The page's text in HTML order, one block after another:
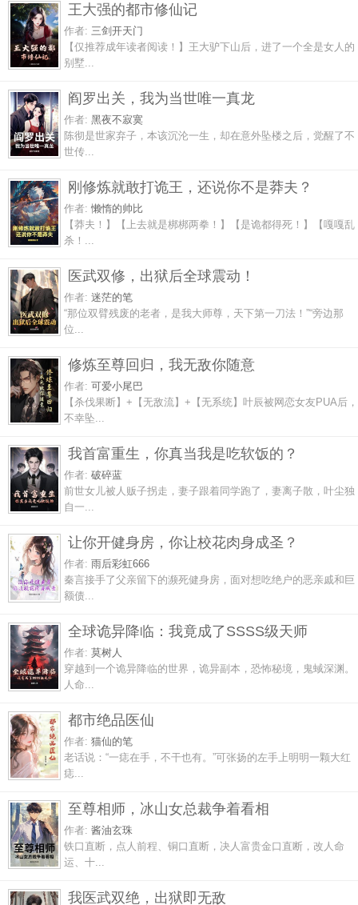
王大强的都市修仙记
作者: 三剑开天门
【仅推荐成年读者阅读！】王大驴下山后，进了一个全是女人的
别墅...
阎罗出关，我为当世唯一真龙
作者: 黑夜不寂寞
陈彻是世家弃子，本该沉沦一生，却在意外坠楼之后，觉醒了不
世传...
刚修炼就敢打诡王，还说你不是莽夫？
作者: 懒惰的帅比
【莽夫！】【上去就是梆梆两拳！】【是诡都得死！】【嘎嘎乱
杀！...
医武双修，出狱后全球震动！
作者: 迷茫的笔
“那位双臂残废的老者，是我大师尊，天下第一刀法！”“旁边那
位...
修炼至尊回归，我无敌你随意
作者: 可爱小尾巴
【杀伐果断】+【无敌流】+【无系统】叶辰被网恋女友PUA后，
不幸坠...
我首富重生，你真当我是吃软饭的？
作者: 破碎蓝
前世女儿被人贩子拐走，妻子跟着同学跑了，妻离子散，叶尘独
自一...
让你开健身房，你让校花肉身成圣？
作者: 雨后彩虹666
秦言接手了父亲留下的濒死健身房，面对想吃绝户的恶亲戚和巨
额债...
全球诡异降临：我竟成了SSSS级天师
作者: 莫树人
穿越到一个诡异降临的世界，诡异副本，恐怖秘境，鬼蜮深渊。
人命...
都市绝品医仙
作者: 猫仙的笔
老话说：“一痣在手，不干也有。”可张扬的左手上明明一颗大红
痣...
至尊相师，冰山女总裁争着看相
作者: 酱油玄珠
铁口直断，点人前程、铜口直断，决人富贵金口直断，改人命
运、十...
我医武双绝，出狱即无敌